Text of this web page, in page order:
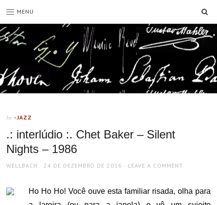
MENU
In -JAZZ
.: interlúdio :. Chet Baker – Silent
Nights – 1986
AUTHOR
WELLBACH
POSTED
24 DE DEZEMBRO DE 2016 LEAVE A COMMENT
Ho Ho Ho! Você ouve esta familiar risada, olha para